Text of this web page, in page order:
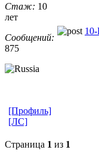
Стаж: 10
лет
Сообщений:
875
[Профиль]
[ЛС]
Страница 1 из 1